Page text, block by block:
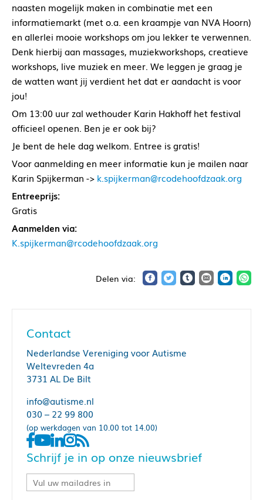
naasten mogelijk maken in combinatie met een
informatiemarkt (met o.a. een kraampje van NVA Hoorn)
en allerlei mooie workshops om jou lekker te verwennen.
Denk hierbij aan massages, muziekworkshops, creatieve
workshops, live muziek en meer. We leggen je graag je
de watten want jij verdient het dat er aandacht is voor
jou!
Om 13:00 uur zal wethouder Karin Hakhoff het festival
officieel openen. Ben je er ook bij?
Je bent de hele dag welkom. Entree is gratis!
Voor aanmelding en meer informatie kun je mailen naar
Karin Spijkerman -> k.spijkerman@rcodehoofdzaak.org
Entreeprijs:
Gratis
Aanmelden via:
K.spijkerman@rcodehoofdzaak.org
Contact
Nederlandse Vereniging voor Autisme
Weltevreden 4a
3731 AL De Bilt
info@autisme.nl
030 – 22 99 800
(op werkdagen van 10.00 tot 14.00)
Schrijf je in op onze nieuwsbrief